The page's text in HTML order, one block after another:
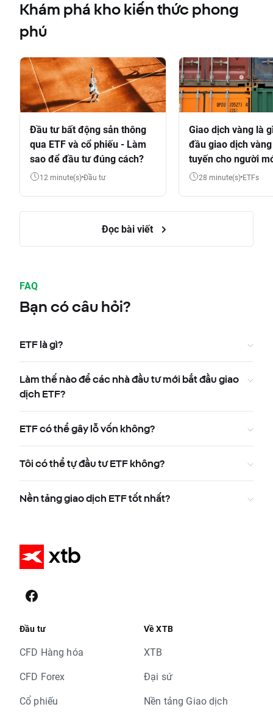
Khám phá kho kiến thức phong
phú
Đầu tư bất động sản thông
qua ETF và cổ phiếu - Làm
sao để đầu tư đúng cách?
12 minute(s) Đầu tư
Giao dịch vàng là
đầu giao dịch
tuyến cho người
28 minute(s) ETFs
Đọc bài viết
FAQ
Bạn có câu hỏi?
ETF là gì?
Làm thế nào để các nhà đầu tư mới bắt đầu giao
dịch ETF?
ETF có thể gây lỗ vốn không?
Tôi có thể tự đầu tư ETF không?
Nền tảng giao dịch ETF tốt nhất?
Đầu tư
CFD Hàng hóa
CFD Forex
Cổ phiếu
Về XTB
XTB
Đại sứ
Nền tảng Giao dịch